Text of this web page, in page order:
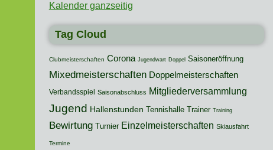
Kalender ganzseitig
Tag Cloud
Clubmeisterschaften Corona Jugendwart Doppel Saisoneröffnung
Mixedmeisterschaften Doppelmeisterschaften
Verbandsspiel Saisonabschluss Mitgliederversammlung
Jugend Hallenstunden Tennishalle Trainer Training
Bewirtung Turnier Einzelmeisterschaften Skiausfahrt
Termine